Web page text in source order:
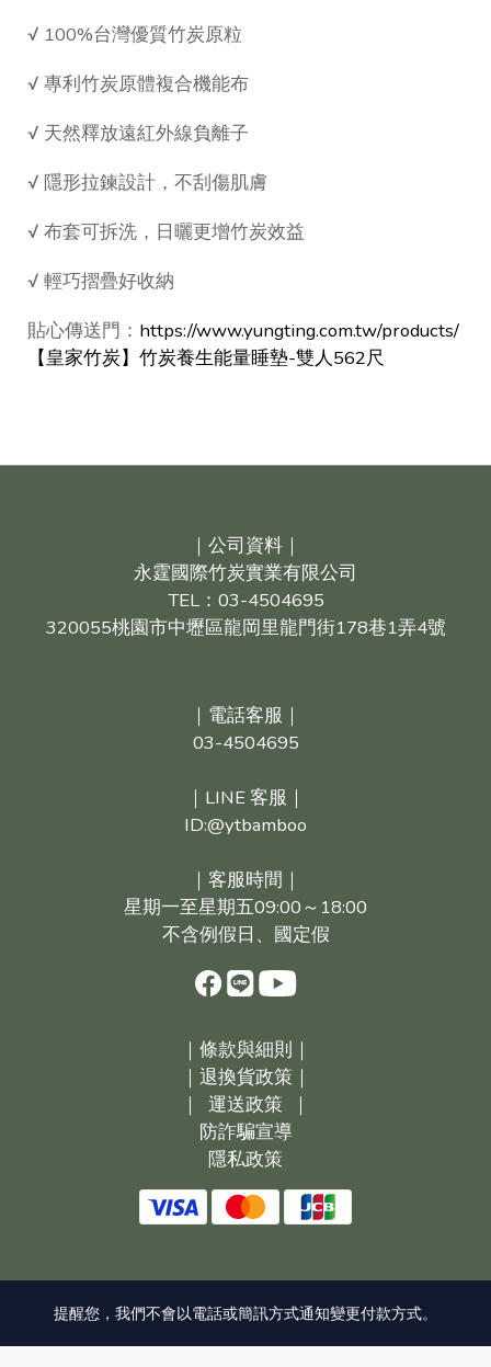
√ 100%台灣優質竹炭原粒
√ 專利竹炭原體複合機能布
√ 天然釋放遠紅外線負離子
√ 隱形拉鍊設計，不刮傷肌膚
√ 布套可拆洗，日曬更增竹炭效益
√ 輕巧摺疊好收納
貼心傳送門： https://www.yungting.com.tw/products/
【皇家竹炭】竹炭養生能量睡墊-雙人562尺
｜公司資料｜
永霆國際竹炭實業有限公司
TEL：03-4504695
320055桃園市中壢區龍岡里龍門街178巷1弄4號
｜電話客服｜
03-4504695
｜LINE 客服｜
ID:@ytbamboo
｜客服時間｜
星期一至星期五09:00～18:00
不含例假日、國定假
｜ 條款與細則｜
｜ 退換貨政策｜
｜ 運送政策 ｜
防詐騙宣導
隱私政策
提醒您，我們不會以電話或簡訊方式通知變更付款方式。